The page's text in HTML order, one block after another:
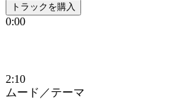
トラックを購入
0:00
2:10
ムード／テーマ